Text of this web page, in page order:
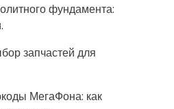
фундамента:
запчастей для
МегаФона: как